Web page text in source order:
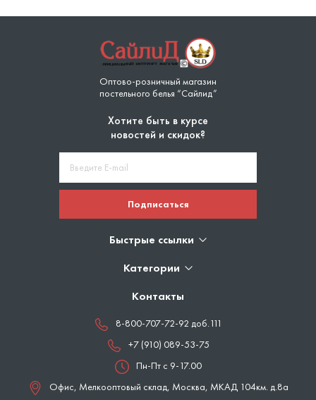
Оптово-розничный магазин
постельного белья “Сайлид”
Хотите быть в курсе
новостей и скидок?
Подписаться
Быстрые ссылки
Категории
Контакты
8-800-707-72-92 доб.111
+7 (910) 089-53-75
Пн-Пт с 9-17.00
Офис, Мелкооптовый склад, Москва, МКАД 104км. д.8а